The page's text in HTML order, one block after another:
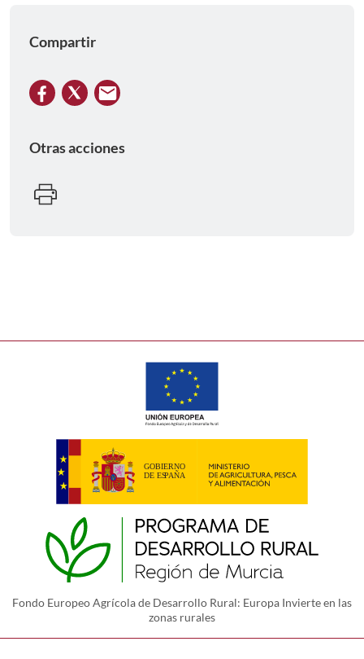
Compartir
Otras acciones
Fondo Europeo Agrícola de Desarrollo Rural: Europa Invierte en las
zonas rurales